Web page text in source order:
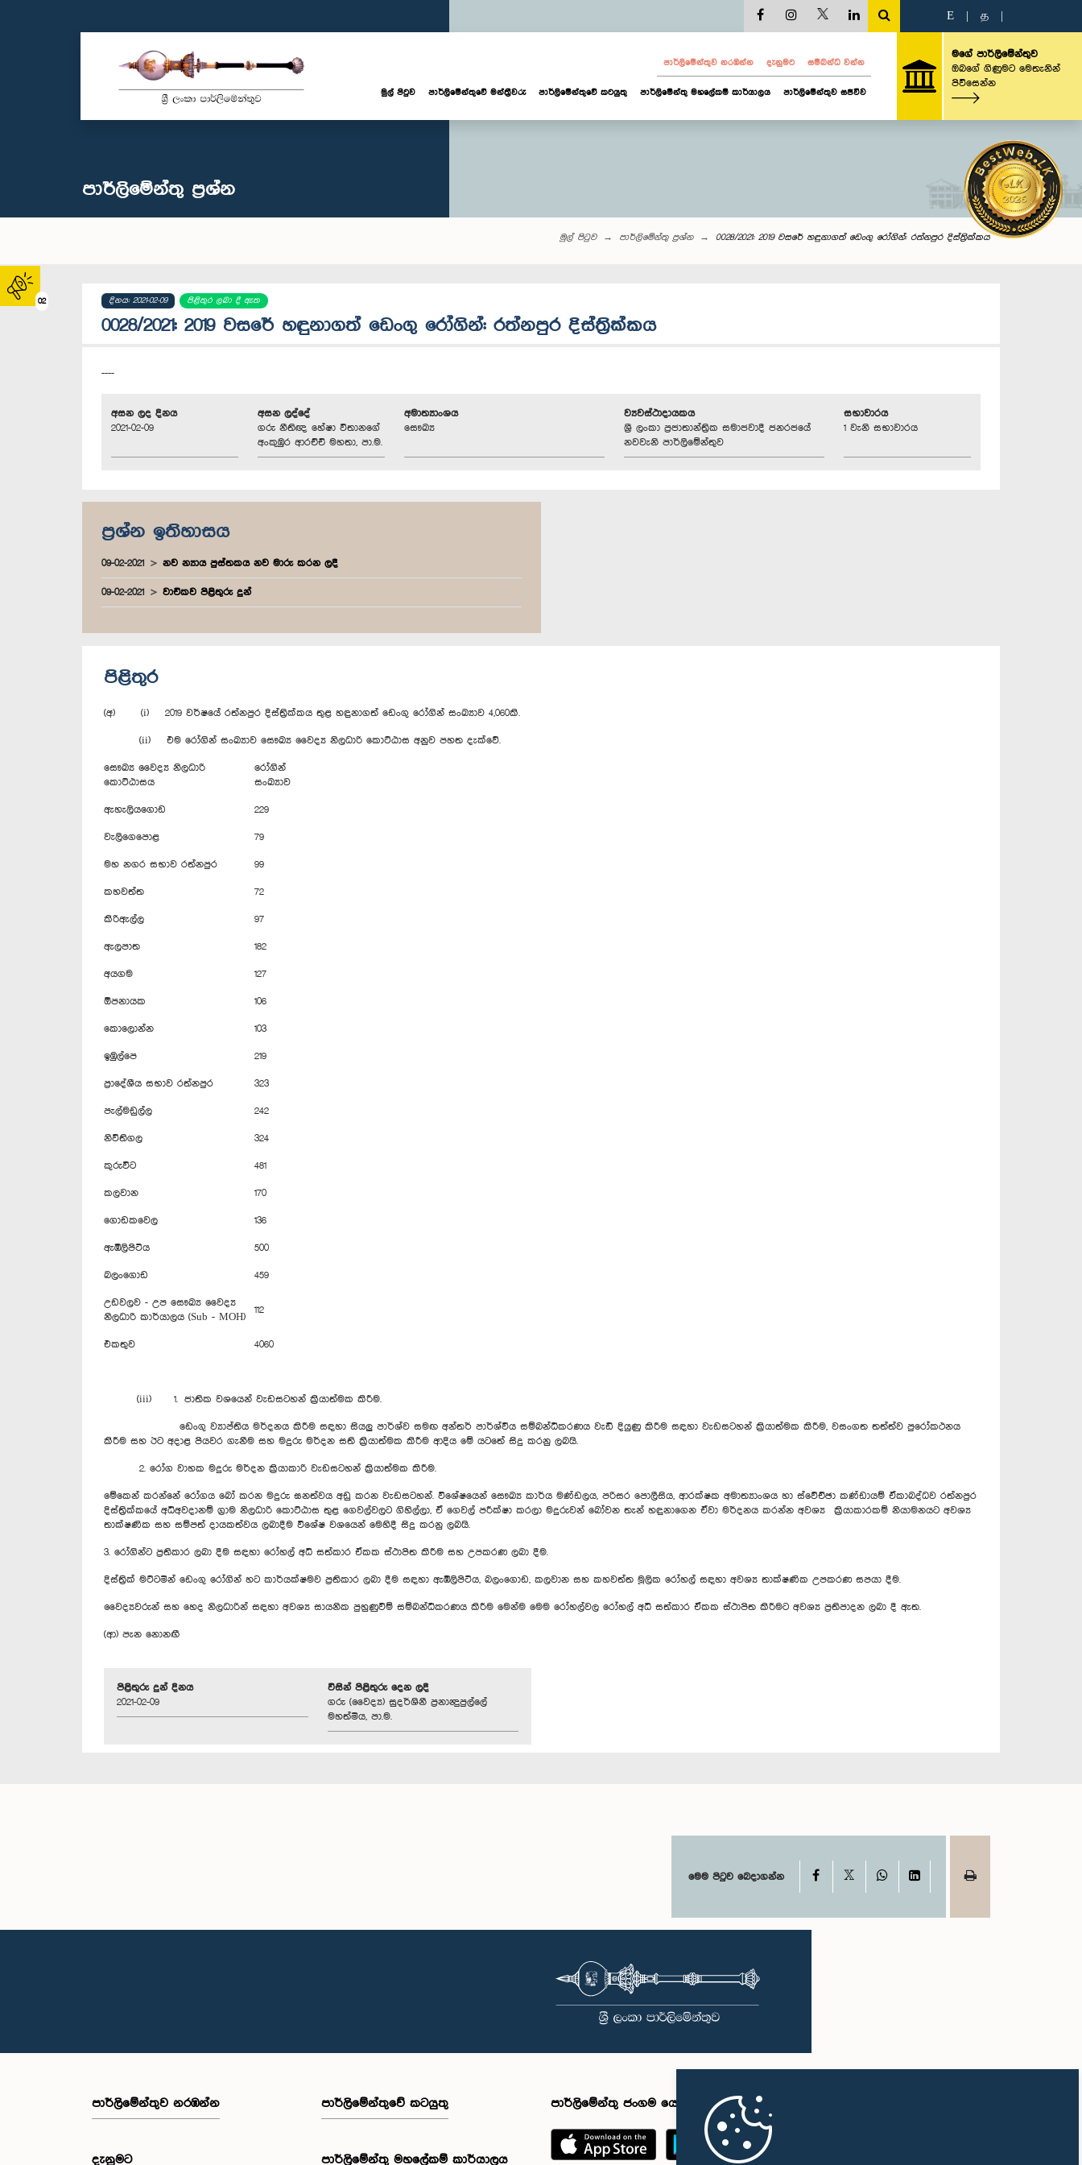
02
E த
පාර්ලි‌මේන්තුව නරඹන්න දැනුමට සම්බන්ධ වන්න
මුල් පිටුව පාර්ලි‌මේන්තුවේ මන්ත්‍රීවරු පාර්ලිමේන්තුවේ කටයුතු පාර්ලිමේන්තු මහලේකම් කාර්යාලය පාර්ලිමේන්තුව සජීවීව
මගේ පාර්ලිමේන්තුව
ඔබගේ ගිණුමට මෙතැනින්
පිවිසෙන්න
පාර්ලි‌මේන්තු‌ ප්‍රශ්න
මුල් පිටුව පාර්ලි‌මේන්තු‌ ප්‍රශ්න 0028/2021: 2019 වසරේ හඳුනාගත් ඩෙංගු රෝගින්: රත්නපුර දිස්ත්‍රික්කය
දිනය: 2021-02-09 පිළිතුර ලබා දී ඇත
0028/2021: 2019 වසරේ හඳුනාගත් ඩෙංගු රෝගින්: රත්නපුර දිස්ත්‍රික්කය
----
අසන ලද දිනය
2021-02-09
අසන ලද්දේ
ගරු නීතිඥ හේෂා විතානගේ
අංකුඹුර ආරච්චි මහතා, පා.ම.
අමාත්‍යාංශය
සෞඛ්‍ය
ව්‍යවස්ථාදායකය
ශ්‍රී ලංකා ප්‍රජාතාන්ත්‍රික සමාජවාදී ජනරජයේ
නවවැනි පාර්ලිමේන්තුව
සභාවාරය
1 වැනි සභාවාරය
ප්‍රශ්න ඉතිහාසය
09-02-2021 නව න්‍යාය පුස්තකය නව මාරු කරන ලදී
09-02-2021 වාචිකව පිළිතුරු දුන්
පිළිතුර
(අ) (i) 2019 වර්ෂයේ රත්නපුර දිස්ත්‍රික්කය තුළ හඳුනාගත් ඩෙංගු රෝගින් සංඛ්‍යාව 4,060කි.
(ii) එම රෝගින් සංඛ්‍යාව සෞඛ්‍ය වෛද්‍ය නිලධාරි කොට්ඨාස අනුව පහත දැක්වේ.
සෞඛ්‍ය වෛද්‍ය නිලධාරි
කොට්ඨාසය
රෝගින්
සංඛ්‍යාව
ඇහැලියගොඩ 229
වැලිගෙපොළ 79
මහ නගර සභාව රත්නපුර 99
කහවත්ත 72
කිරිඇල්ල 97
ඇලපාත 182
අයගම 127
ඕපනායක 106
කොලොන්න 103
ඉඹුල්පෙ 219
ප්‍රාදේශීය සභාව රත්නපුර 323
පැල්මඩුල්ල 242
නිවිතිගල 324
කුරුවිට 481
කලවාන 170
ගොඩකවෙල 136
ඇඹිලිපිටිය 500
බලංගොඩ 459
උඩවලව - උප සෞඛ්‍ය වෛද්‍ය
නිලධාරි කාර්යාලය (Sub - MOH)
112
එකතුව 4060
(iii) 1. ජාතික වශයෙන් වැඩසටහන් ක්‍රියාත්මක කිරීම.
ඩෙංගු ව්‍යාප්තිය මර්දනය කිරීම සඳහා සියලු පාර්ශ්ව සමඟ අන්තර් පාර්ශ්වීය සම්බන්ධීකරණය වැඩි දියුණු කිරීම සඳහා වැඩසටහන් ක්‍රියාත්මක කිරීම, වසංගත තත්ත්ව පුරෝකථනය
කිරීම සහ ඊට අදාළ පියවර ගැනීම සහ මදුරු මර්දන සති ක්‍රියාත්මක කිරීම ආදිය මේ යටතේ සිදු කරනු ලබයි.
2. රෝග වාහක මදුරු මර්දන ක්‍රියාකාරි වැඩසටහන් ක්‍රියාත්මක කිරීම.
මේකෙන් කරන්නේ රෝගය බෝ කරන මදුරු ඝනත්වය අඩු කරන වැඩසටහන්. විශේෂයෙන් සෞඛ්‍ය කාර්ය මණ්ඩලය, පරිසර පොලීසිය, ආරක්ෂක අමාත්‍යාංශය හා ස්වේච්ඡා කණ්ඩායම් ඒකාබද්ධව රත්නපුර
දිස්ත්‍රික්කයේ අධිඅවදානම් ග්‍රාම නිලධාරි කොට්ඨාස තුළ ගෙවල්වලට ගිහිල්ලා, ඒ ගෙවල් පරීක්ෂා කරලා මදුරුවන් බෝවන තැන් හඳුනාගෙන ඒවා මර්දනය කරන්න අවශ්‍ය ක්‍රියාකාරකම් නියාමනයට අවශ්‍ය
තාක්ෂණික සහ සම්පත් දායකත්වය ලබාදීම විශේෂ වශයෙන් මෙහිදී සිදු කරනු ලබයි.
3. රෝගින්ට ප්‍රතිකාර ලබා දීම සඳහා රෝහල් අධි සත්කාර ඒකක ස්ථාපිත කිරීම සහ උපකරණ ලබා දීම.
දිස්ත්‍රික් මට්ටමින් ඩෙංගු රෝගින් හට කාර්යක්ෂමව ප්‍රතිකාර ලබා දීම සඳහා ඇඹිලිපිටිය, බලංගොඩ, කලවාන සහ කහවත්ත මූලික රෝහල් සඳහා අවශ්‍ය තාක්ෂණික උපකරණ සපයා දීම.
වෛද්‍යවරුන් සහ හෙද නිලධාරින් සඳහා අවශ්‍ය සායනික පුහුණුවීම් සම්බන්ධීකරණය කිරීම මෙන්ම මෙම රෝහල්වල රෝහල් අධි සත්කාර ඒකක ස්ථාපිත කිරීමට අවශ්‍ය ප්‍රතිපාදන ලබා දී ඇත.
(ආ) පැන නොනඟී
පිළිතුරු දුන් දිනය
2021-02-09
විසින් පිළිතුරු දෙන ලදී
ගරු (වෛද්‍ය) සුදර්ශිනී ප්‍රනාන්‍දුපුල්ලේ
මහත්මිය, පා.ම.
මෙම පිටුව බෙදාගන්න Facebook WhatsAppLinkedIn
පාර්ලි‌මේන්තුව නරඹන්න
දැනුමට
පාර්ලිමේන්තුවේ කටයුතු
පාර්ලිමේන්තු මහලේකම් කාර්යාලය
පාර්ලිමේන්තු ජංගම යෙදුම